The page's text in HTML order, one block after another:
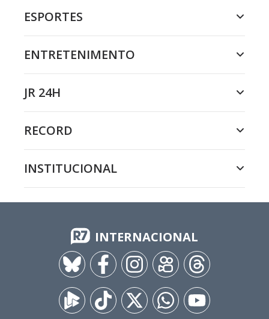
ESPORTES
ENTRETENIMENTO
JR 24H
RECORD
INSTITUCIONAL
INTERNACIONAL